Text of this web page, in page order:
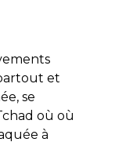
et
se
où où
à